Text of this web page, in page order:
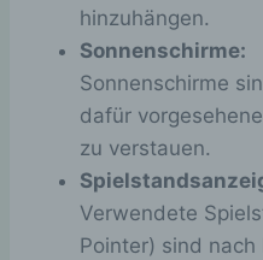
hinzuhängen.
Sonnenschirme:
Sonnenschirme
dafür
zu verstauen.
Verwendete
Pointer) sind nach
Dieses
aktuelle
PHP-
und